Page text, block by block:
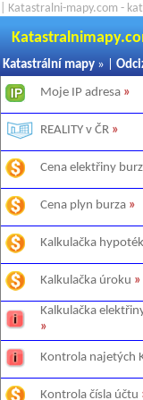
| Katastralni-mapy.com -
Katastrální mapy » |
Moje IP adresa »
REALITY v ČR »
Cena elektřiny
Cena plyn burza »
Kalkulačka
Kalkulačka úroku »
Kalkulačka
»
Kontrola najetých
Kontrola čísla účtu